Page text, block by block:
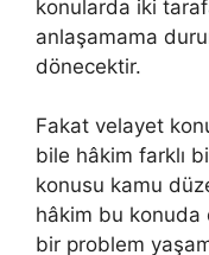
konularda iki
anlaşamama
dönecektir.
Fakat velayet
bile hâkim farklı
konusu kamu
hâkim bu konuda
bir problem